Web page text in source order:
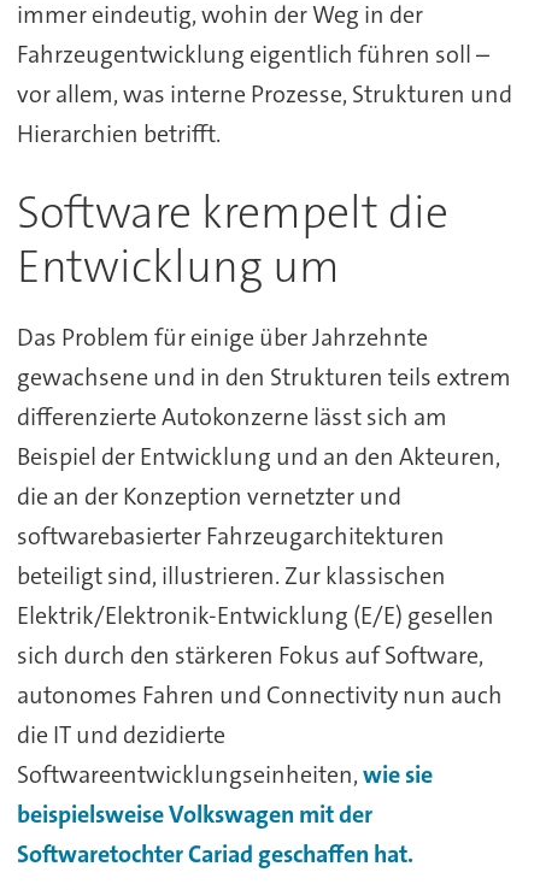
immer eindeutig, wohin der Weg in der
Fahrzeugentwicklung eigentlich führen soll –
vor allem, was interne Prozesse, Strukturen und
Hierarchien betrifft.
Software krempelt die
Entwicklung um
Das Problem für einige über Jahrzehnte
gewachsene und in den Strukturen teils extrem
differenzierte Autokonzerne lässt sich am
Beispiel der Entwicklung und an den Akteuren,
die an der Konzeption vernetzter und
softwarebasierter Fahrzeugarchitekturen
beteiligt sind, illustrieren. Zur klassischen
Elektrik/Elektronik-Entwicklung (E/E) gesellen
sich durch den stärkeren Fokus auf Software,
autonomes Fahren und Connectivity nun auch
die IT und dezidierte
Softwareentwicklungseinheiten,wie sie
beispielsweise Volkswagen mit der
Softwaretochter Cariad geschaffen hat.